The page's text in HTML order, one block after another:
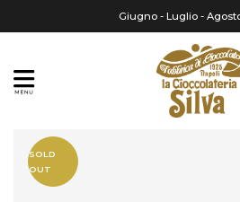
Giugno - Luglio -
Home Ovetti di cioccolato
SOLD
OUT